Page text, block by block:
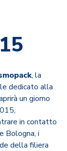
, la
dedicato alla
un giorno
in contatto
Bologna, i
della filiera